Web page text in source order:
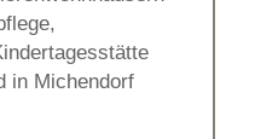
in Michendorf